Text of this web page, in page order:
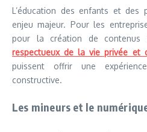
L’éducation des enfants et des
enjeu majeur. Pour les
pour la création de contenus
respectueux de la vie privée et
puissent offrir une
constructive.
Les mineurs et le